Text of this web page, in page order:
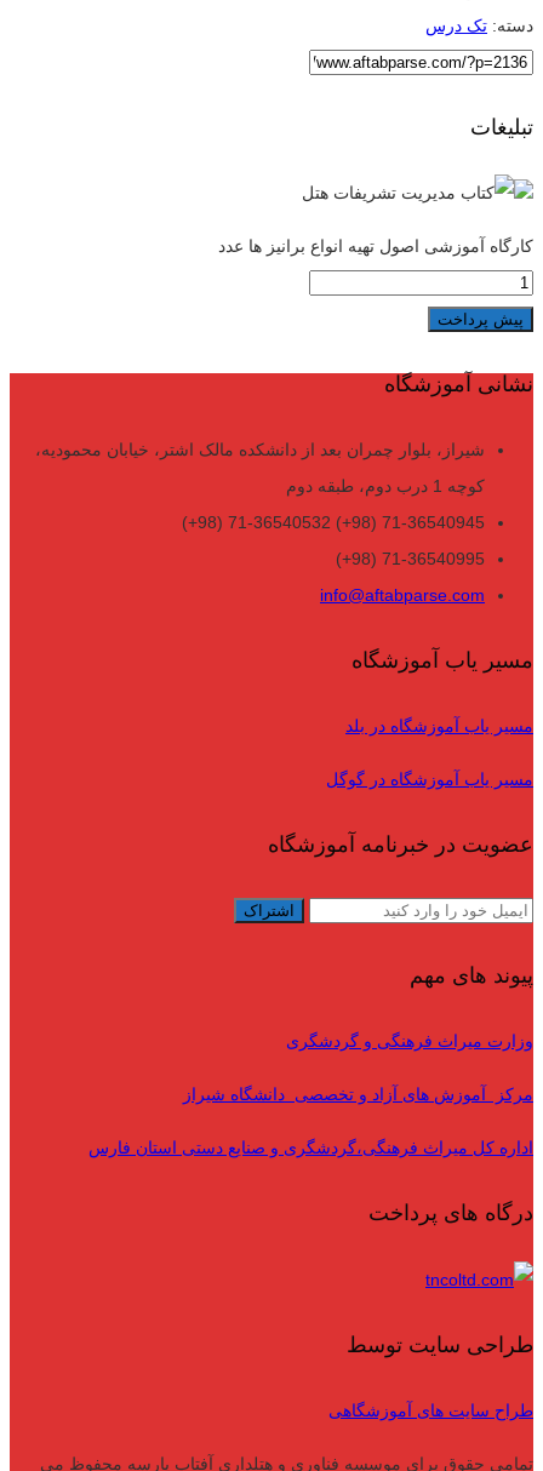
دسته: تک درس
تبلیغات
کارگاه آموزشی اصول تهیه انواع برانیز ها عدد
پیش پرداخت
نشانی آموزشگاه
شیراز، بلوار چمران بعد از دانشکده مالک اشتر، خیابان محمودیه،
کوچه 1 درب دوم، طبقه دوم
71-36540945 (98+) 71-36540532 (98+)
71-36540995 (98+)
info@aftabparse.com
مسیر یاب آموزشگاه
مسیر یاب آموزشگاه در بلد
مسیر یاب آموزشگاه در گوگل
عضویت در خبرنامه آموزشگاه
پیوند های مهم
وزارت میراث فرهنگی و گردشگری
مرکز آموزش های آزاد و تخصصی دانشگاه شیراز
اداره کل میراث فرهنگی،گردشگری و صنایع دستی استان فارس
درگاه های پرداخت
طراحی سایت توسط
طراح سایت های آموزشگاهی
تمامی حقوق برای موسسه فناوری و هتلداری آفتاب پارسه محفوظ می